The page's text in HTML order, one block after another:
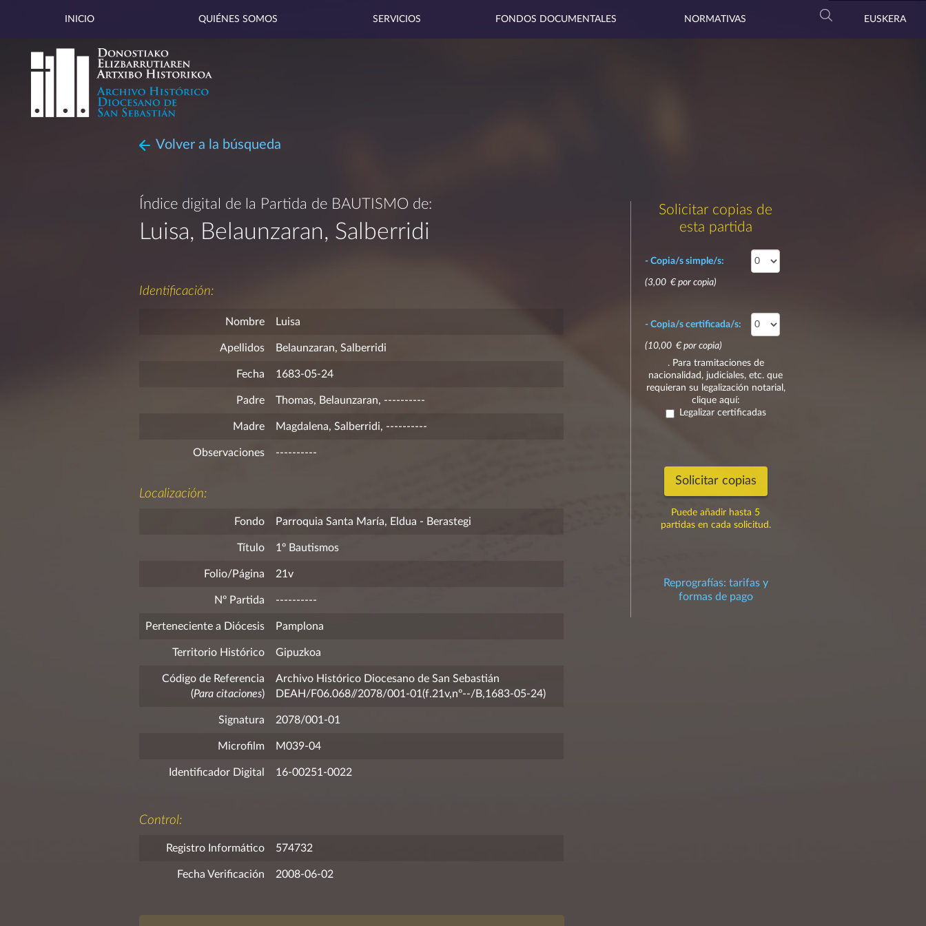
INICIO QUIÉNES SOMOS SERVICIOS FONDOS DOCUMENTALES NORMATIVAS EUSKERA
Volver a la búsqueda
Índice digital de la Partida de BAUTISMO de:
Luisa, Belaunzaran, Salberridi
Solicitar copias de
esta partida
- Copia/s simple/s:
(3,00 € por copia)
- Copia/s certificada/s:
(10,00 € por copia)
. Para tramitaciones de
nacionalidad, judiciales, etc. que
requieran su legalización notarial,
clique aquí:
Legalizar certificadas
Solicitar copias
Puede añadir hasta 5
partidas en cada solicitud.
Reprografías: tarifas y
formas de pago
Identificación:
Nombre Luisa
Apellidos Belaunzaran, Salberridi
Fecha 1683-05-24
Padre Thomas, Belaunzaran, ----------
Madre Magdalena, Salberridi, ----------
Observaciones ----------
Localización:
Fondo Parroquia Santa María, Eldua - Berastegi
Título 1º Bautismos
Folio/Página 21v
Nº Partida ----------
Perteneciente a Diócesis Pamplona
Territorio Histórico Gipuzkoa
Código de Referencia
(Para citaciones)
Archivo Histórico Diocesano de San Sebastián
DEAH/F06.068//2078/001-01(f.21v,nº--/B,1683-05-24)
Signatura 2078/001-01
Microfilm M039-04
Identificador Digital 16-00251-0022
Control:
Registro Informático 574732
Fecha Verificación 2008-06-02